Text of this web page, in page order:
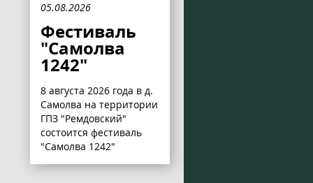
05.08.2026
Фестиваль
"Самолва
1242"
8 августа 2026 года в д.
Самолва на территории
ГПЗ "Ремдовский"
состоится фестиваль
"Самолва 1242"